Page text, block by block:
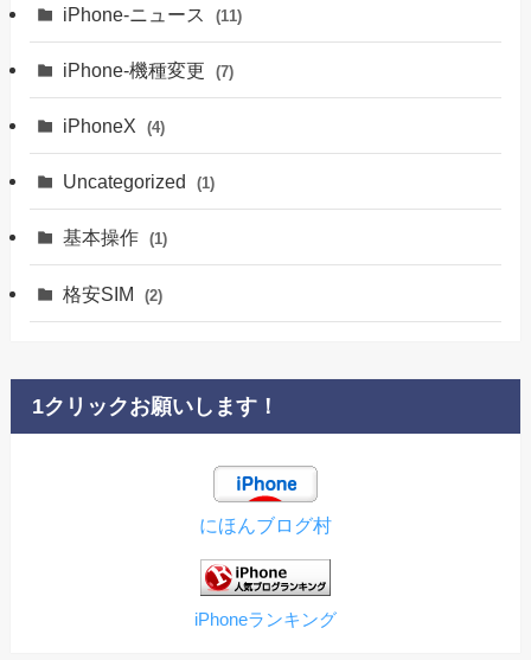
iPhone-ニュース (11)
iPhone-機種変更 (7)
iPhoneX (4)
Uncategorized (1)
基本操作 (1)
格安SIM (2)
1クリックお願いします！
にほんブログ村
iPhoneランキング